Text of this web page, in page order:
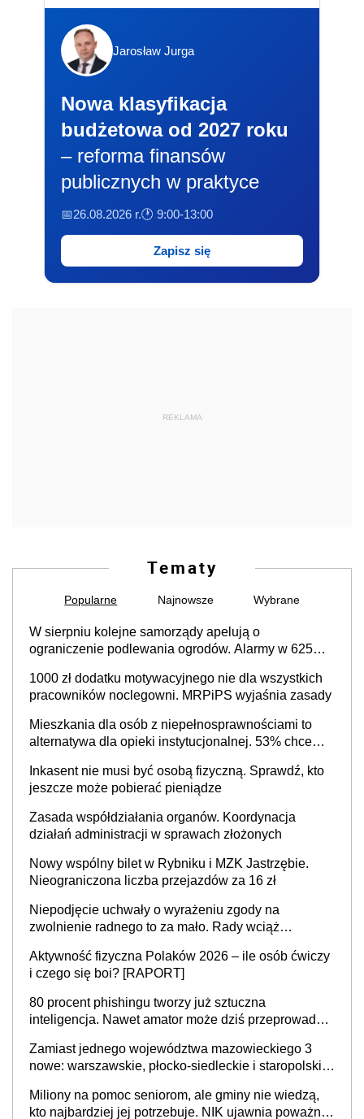
Jarosław Jurga
Nowa klasyfikacja
budżetowa od 2027 roku
– reforma finansów
publicznych w praktyce
📅26.08.2026 r.🕐 9:00-13:00
Zapisz się
REKLAMA
Tematy
Popularne Najnowsze Wybrane
W sierpniu kolejne samorządy apelują o
ograniczenie podlewania ogrodów. Alarmy w 625
cały kraj
1000 zł dodatku motywacyjnego nie dla wszystkich
pracowników noclegowni. MRPiPS wyjaśnia zasady
Mieszkania dla osób z niepełnosprawnościami to
alternatywa dla opieki instytucjonalnej. 53% chce
Inkasent nie musi być osobą fizyczną. Sprawdź, kto
jeszcze może pobierać pieniądze
Zasada współdziałania organów. Koordynacja
działań administracji w sprawach złożonych
Nowy wspólny bilet w Rybniku i MZK Jastrzębie.
Nieograniczona liczba przejazdów za 16 zł
Niepodjęcie uchwały o wyrażeniu zgody na
zwolnienie radnego to za mało. Rady wciąż
sprawy
Aktywność fizyczna Polaków 2026 – ile osób ćwiczy
i czego się boi? [RAPORT]
80 procent phishingu tworzy już sztuczna
inteligencja. Nawet amator może dziś przeprowadzić
Zamiast jednego województwa mazowieckiego 3
nowe: warszawskie, płocko-siedleckie i staropolskie.
stołecznych
Miliony na pomoc seniorom, ale gminy nie wiedzą,
kto najbardziej jej potrzebuje. NIK ujawnia poważną